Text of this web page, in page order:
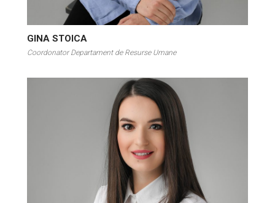
GINA STOICA
Coordonator Departament de Resurse Umane